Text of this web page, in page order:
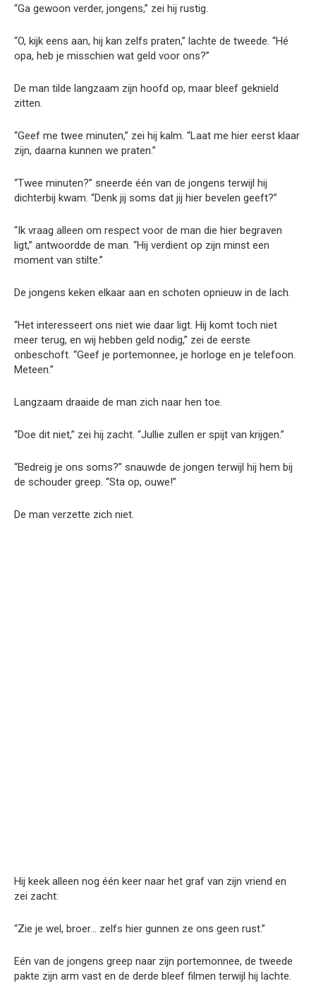
“Ga gewoon verder, jongens,” zei hij rustig.
“O, kijk eens aan, hij kan zelfs praten,” lachte de tweede. “Hé
opa, heb je misschien wat geld voor ons?”
De man tilde langzaam zijn hoofd op, maar bleef geknield
zitten.
“Geef me twee minuten,” zei hij kalm. “Laat me hier eerst klaar
zijn, daarna kunnen we praten.”
“Twee minuten?” sneerde één van de jongens terwijl hij
dichterbij kwam. “Denk jij soms dat jij hier bevelen geeft?”
“Ik vraag alleen om respect voor de man die hier begraven
ligt,” antwoordde de man. “Hij verdient op zijn minst een
moment van stilte.”
De jongens keken elkaar aan en schoten opnieuw in de lach.
“Het interesseert ons niet wie daar ligt. Hij komt toch niet
meer terug, en wij hebben geld nodig,” zei de eerste
onbeschoft. “Geef je portemonnee, je horloge en je telefoon.
Meteen.”
Langzaam draaide de man zich naar hen toe.
“Doe dit niet,” zei hij zacht. “Jullie zullen er spijt van krijgen.”
“Bedreig je ons soms?” snauwde de jongen terwijl hij hem bij
de schouder greep. “Sta op, ouwe!”
De man verzette zich niet.
Hij keek alleen nog één keer naar het graf van zijn vriend en
zei zacht:
“Zie je wel, broer… zelfs hier gunnen ze ons geen rust.”
Eén van de jongens greep naar zijn portemonnee, de tweede
pakte zijn arm vast en de derde bleef filmen terwijl hij lachte.